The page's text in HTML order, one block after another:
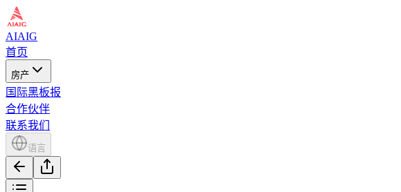
AIAIG
首页
房产
国际黑板报
合作伙伴
联系我们
语言